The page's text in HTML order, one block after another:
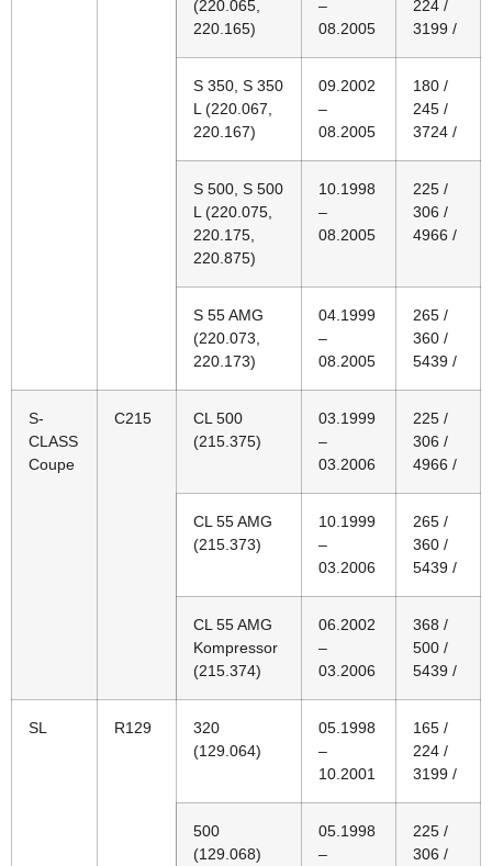
(220.065,
220.165)
–
08.2005
224 /
3199 /
S 350, S 350
L (220.067,
220.167)
09.2002
–
08.2005
180 /
245 /
3724 /
S 500, S 500
L (220.075,
220.175,
220.875)
10.1998
–
08.2005
225 /
306 /
4966 /
S 55 AMG
(220.073,
220.173)
04.1999
–
08.2005
265 /
360 /
5439 /
S-
CLASS
Coupe
C215
CL 500
(215.375)
03.1999
–
03.2006
225 /
306 /
4966 /
CL 55 AMG
(215.373)
10.1999
–
03.2006
265 /
360 /
5439 /
CL 55 AMG
Kompressor
(215.374)
06.2002
–
03.2006
368 /
500 /
5439 /
SL R129
320
(129.064)
05.1998
–
10.2001
165 /
224 /
3199 /
500
(129.068)
05.1998
–
225 /
306 /